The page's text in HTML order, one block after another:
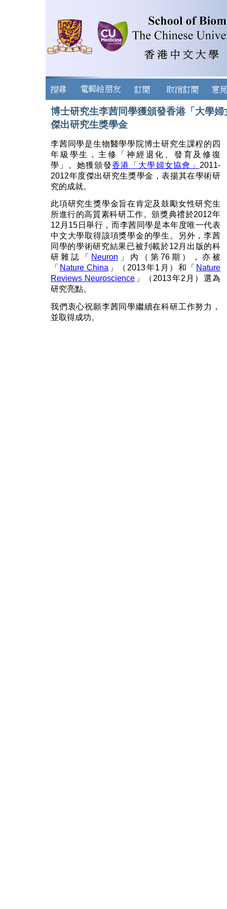
博士研究生李茜同學獲頒發香港「大學
傑出研究生獎學金
李茜同學是生物醫學學院博士研究生課程的四
年級學生，主修「神經退化、發育及修復
學」。她獲頒發香港「大學婦女協會」 2011-
2012年度傑出研究生獎學金，表揚其在學術研
究的成就。
此項研究生獎學金旨在肯定及鼓勵女性研究生
所進行的高質素科研工作。頒獎典禮於2012年
12月15日舉行，而李茜同學是本年度唯一代表
中文大學取得該項獎學金的學生。另外，李茜
同學的學術研究結果已被刋載於12月出版的科
研雜誌「
Neuron 」內（第76期），亦被
「 Nature China 」（2013年1月）和「 Nature
Reviews Neuroscience 」（2013年2月）選為
研究亮點。
我們衷心祝願李茜同學繼續在科研工作努力，
並取得成功。